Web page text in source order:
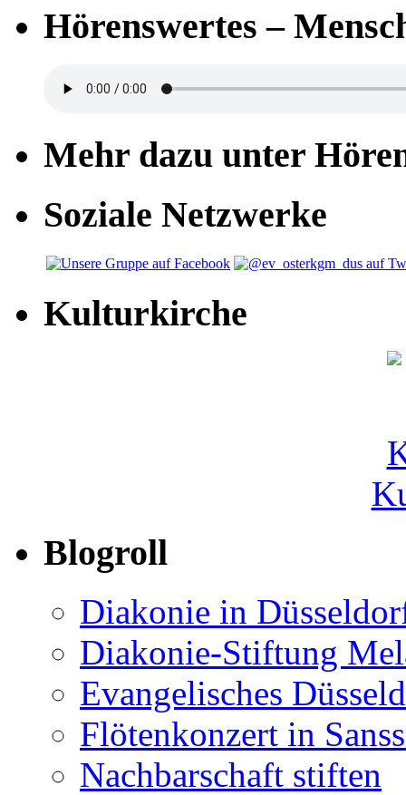
Hörenswertes –
Mehr dazu unter
Soziale Netzwerke
Kulturkirche
Blogroll
Diakonie in
Diakonie-Stiftung
Evangelisches
Flötenkonzert in
Nachbarschaft stiften